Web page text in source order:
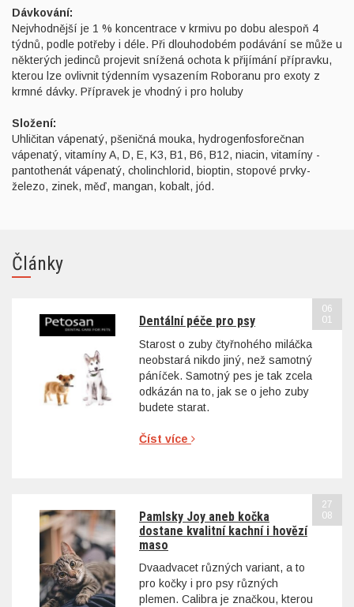
Dávkování:
Nejvhodnější je 1 % koncentrace v krmivu po dobu alespoň 4
týdnů, podle potřeby i déle. Při dlouhodobém podávání se může u
některých jedinců projevit snížená ochota k přijímání přípravku,
kterou lze ovlivnit týdenním vysazením Roboranu pro exoty z
krmné dávky. Přípravek je vhodný i pro holuby
Složení:
Uhličitan vápenatý, pšeničná mouka, hydrogenfosforečnan
vápenatý, vitamíny A, D, E, K3, B1, B6, B12, niacin, vitamíny -
pantothenát vápenatý, cholinchlorid, bioptin, stopové prvky-
železo, zinek, měď, mangan, kobalt, jód.
Články
Dentální péče pro psy
Starost o zuby čtyřnohého miláčka
neobstará nikdo jiný, než samotný
páníček. Samotný pes je tak zcela
odkázán na to, jak se o jeho zuby
budete starat.
Číst více
06
01
Pamlsky Joy aneb kočka
dostane kvalitní kachní i hovězí
maso
Dvaadvacet různých variant, a to
pro kočky i pro psy různých
plemen. Calibra je značkou, kterou
27
08